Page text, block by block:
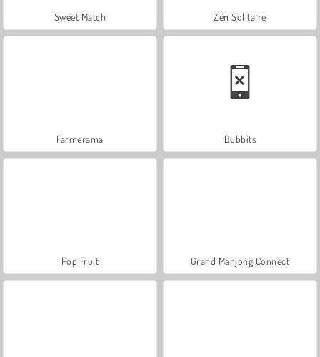
Sweet Match Zen Solitaire
Farmerama Bubbits
Pop Fruit Grand Mahjong Connect